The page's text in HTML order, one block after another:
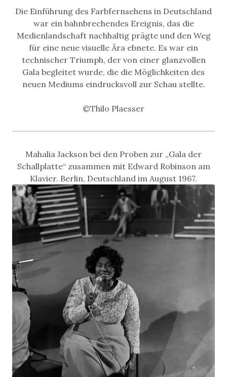
Die Einführung des Farbfernsehens in Deutschland
war ein bahnbrechendes Ereignis, das die
Medienlandschaft nachhaltig prägte und den Weg
für eine neue visuelle Ära ebnete. Es war ein
technischer Triumph, der von einer glanzvollen
Gala begleitet wurde, die die Möglichkeiten des
neuen Mediums eindrucksvoll zur Schau stellte.
©Thilo Plaesser
Mahalia Jackson bei den Proben zur „Gala der
Schallplatte“ zusammen mit Edward Robinson am
Klavier. Berlin, Deutschland im August 1967.